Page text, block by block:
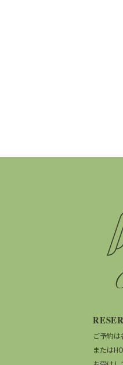
ご予約
または